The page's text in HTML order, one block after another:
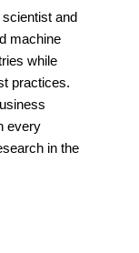
and
machine
while
practices.
every
in the